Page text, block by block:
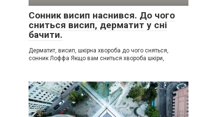
Сонник висип наснився. До чого
сниться висип, дерматит у сні
бачити.
Дерматит, висип, шкірна хвороба до чого сняться,
сонник Лоффа Якщо вам сниться хвороба шкіри,